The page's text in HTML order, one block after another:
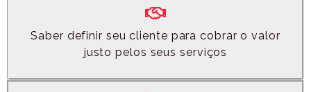
Saber definir seu cliente para cobrar o valor
justo pelos seus serviços